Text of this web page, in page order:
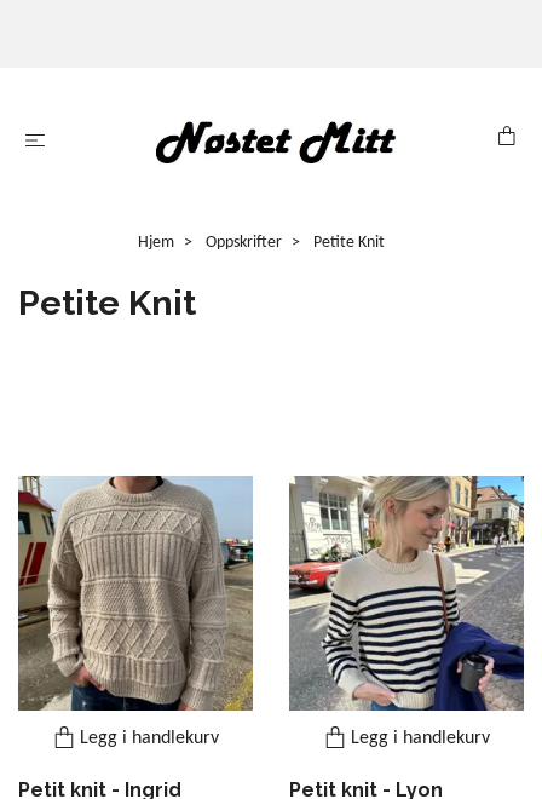
Hjem Oppskrifter Petite Knit
Petite Knit
Legg i handlekurv
Petit knit - Ingrid
Legg i handlekurv
Petit knit - Lyon